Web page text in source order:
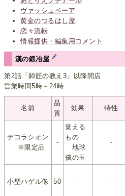
ヴァッシュベーア
黄金のつるはし屋
恋々流転
情報提供・編集用コメント
漢の鍛冶屋
第2話「師匠の教え3」以降開店
営業時間5時～24時
名前
品
質
効果 特性
デコラシオン
※限定品
-
覚える
もの
地球
儀の玉
-
小型ハゲル像 50 - -